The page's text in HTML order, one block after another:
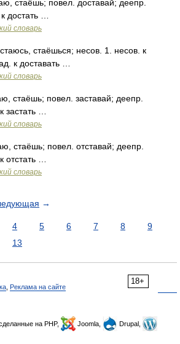
стаёшь; повел. доставай; деепр.
достать …
словарь
стаёшься; несов. 1. несов. к
к доставать …
словарь
стаёшь; повел. заставай; деепр.
застать …
словарь
стаёшь; повел. отставай; деепр.
отстать …
словарь
→
4 5 6 7 8
9
13
18+
Реклама на сайте
сделанные на PHP, Joomla,
Drupal,